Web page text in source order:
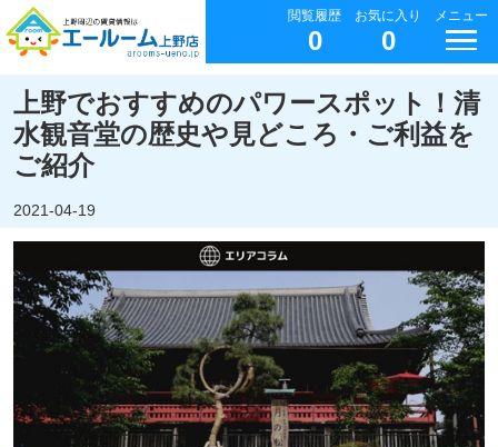
閲覧履歴
0
お気に入り
0
メニュー
上野でおすすめのパワースポット！清
水観音堂の歴史や見どころ・ご利益を
ご紹介
2021-04-19